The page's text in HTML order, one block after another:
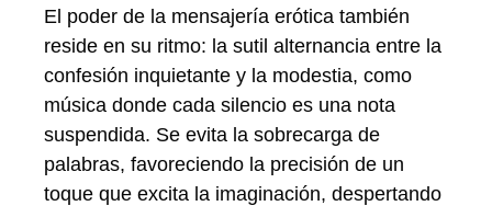
El poder de la mensajería erótica también
reside en su ritmo: la sutil alternancia entre la
confesión inquietante y la modestia, como
música donde cada silencio es una nota
suspendida. Se evita la sobrecarga de
palabras, favoreciendo la precisión de un
toque que excita la imaginación, despertando